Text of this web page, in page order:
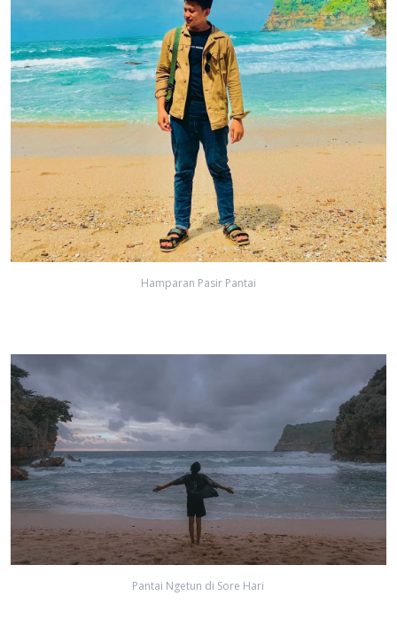
Hamparan Pasir Pantai
Pantai Ngetun di Sore Hari